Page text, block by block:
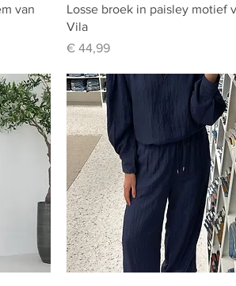
van
Losse broek in paisley motief
Vila
Prijs
€ 44,99